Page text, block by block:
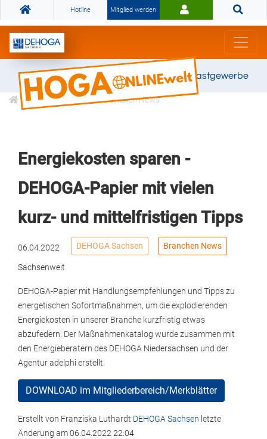
Hotline Mitglied werden
Gemeinsam stark für das Gastgewerbe
Informationen Branchen News
Energiekosten sparen -
DEHOGA-Papier mit vielen
kurz- und mittelfristigen Tipps
06.04.2022 DEHOGA Sachsen Branchen News
Sachsenweit
DEHOGA-Papier mit Handlungsempfehlungen und Tipps zu
energetischen Sofortmaßnahmen, um die explodierenden
Energiekosten in unserer Branche kurzfristig etwas
abzufedern. Der Maßnahmenkatalog wurde zusammen mit
den Energieberatern des DEHOGA Niedersachsen und der
Agentur adelphi erstellt.
DOWNLOAD im Mitgliederbereich/Merkblätter
Erstellt von Franziska Luthardt DEHOGA Sachsen letzte
Änderung am06.04.2022 22:04